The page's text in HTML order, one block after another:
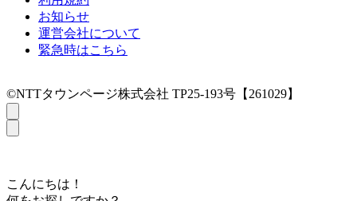
お知らせ
運営会社について
緊急時はこちら
©NTTタウンページ株式会社 TP25-193号【261029】
こんにちは！